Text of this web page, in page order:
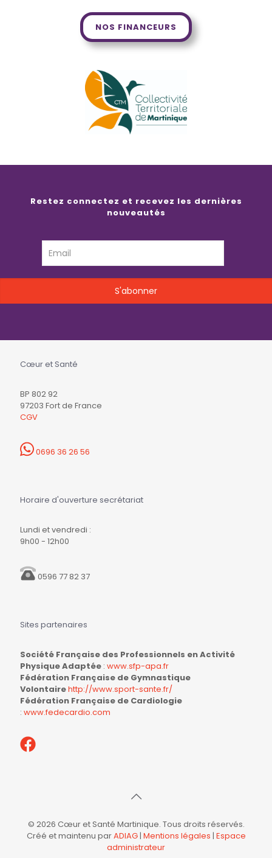
NOS FINANCEURS
Restez connectez et recevez les dernières
nouveautés
Cœur et Santé
BP 802 92
97203 Fort de France
CGV
0696 36 26 56
Horaire d'ouverture secrétariat
Lundi et vendredi :
9h00 - 12h00
0596 77 82 37
Sites partenaires
Société Française des Professionnels en Activité
Physique Adaptée : www.sfp-apa.fr
Fédération Française de Gymnastique
Volontairehttp://www.sport-sante.fr/
Fédération Française de Cardiologie
: www.fedecardio.com
© 2026 Cœur et Santé Martinique. Tous droits réservés.
Créé et maintenu parADIAG| Mentions légales | Espace
administrateur